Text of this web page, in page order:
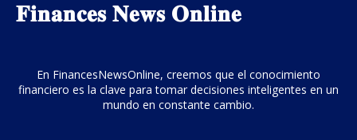
𝐅𝐢𝐧𝐚𝐧𝐜𝐞𝐬 𝐍𝐞𝐰𝐬 𝐎𝐧𝐥𝐢𝐧𝐞
En FinancesNewsOnline, creemos que el conocimiento
financiero es la clave para tomar decisiones inteligentes en un
mundo en constante cambio.